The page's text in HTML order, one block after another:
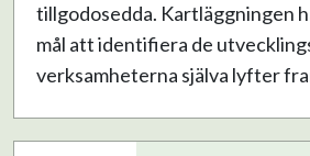
tillgodosedda. Kartläggningen
mål att identifiera de
verksamheterna själva lyfter